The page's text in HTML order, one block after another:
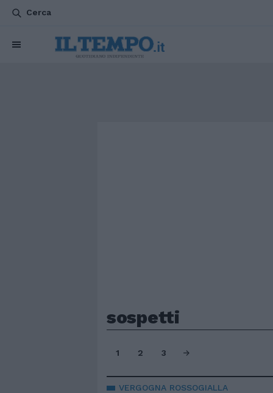
Cerca
sospetti
1 2 3
VERGOGNA ROSSOGIALLA